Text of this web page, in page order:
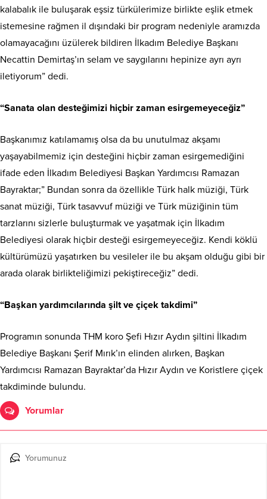
kalabalık ile buluşarak eşsiz türkülerimize birlikte eşlik etmek
istemesine rağmen il dışındaki bir program nedeniyle aramızda
olamayacağını üzülerek bildiren İlkadım Belediye Başkanı
Necattin Demirtaş’ın selam ve saygılarını hepinize ayrı ayrı
iletiyorum” dedi.
“Sanata olan desteğimizi hiçbir zaman esirgemeyeceğiz”
Başkanımız katılamamış olsa da bu unutulmaz akşamı
yaşayabilmemiz için desteğini hiçbir zaman esirgemediğini
ifade eden İlkadım Belediyesi Başkan Yardımcısı Ramazan
Bayraktar;” Bundan sonra da özellikle Türk halk müziği, Türk
sanat müziği, Türk tasavvuf müziği ve Türk müziğinin tüm
tarzlarını sizlerle buluşturmak ve yaşatmak için İlkadım
Belediyesi olarak hiçbir desteği esirgemeyeceğiz. Kendi köklü
kültürümüzü yaşatırken bu vesileler ile bu akşam olduğu gibi bir
arada olarak birlikteliğimizi pekiştireceğiz” dedi.
“Başkan yardımcılarında şilt ve çiçek takdimi”
Programın sonunda THM koro Şefi Hızır Aydın şiltini İlkadım
Belediye Başkanı Şerif Mırık’ın elinden alırken, Başkan
Yardımcısı Ramazan Bayraktar’da Hızır Aydın ve Koristlere çiçek
takdiminde bulundu.
Yorumlar